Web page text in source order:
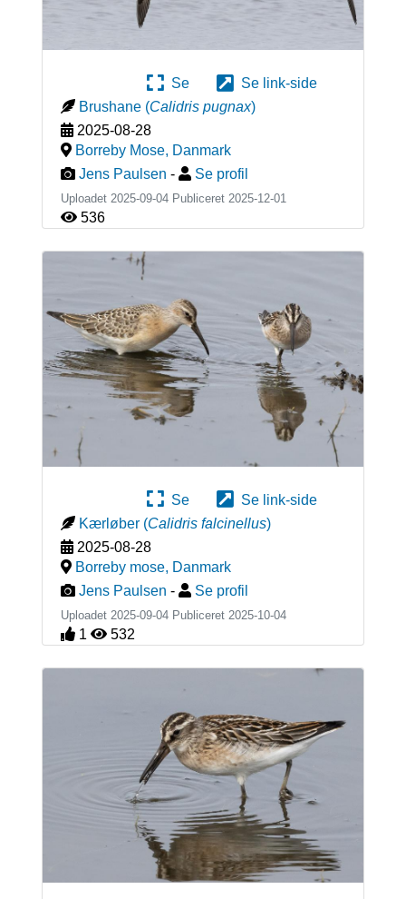
Se
Se link-side
Brushane (Calidris pugnax)
2025-08-28
Borreby Mose, Danmark
Jens Paulsen - Se profil
Uploadet 2025-09-04 Publiceret 2025-12-01
536
Se
Se link-side
Kærløber (Calidris falcinellus)
2025-08-28
Borreby mose, Danmark
Jens Paulsen - Se profil
Uploadet 2025-09-04 Publiceret 2025-10-04
1 532